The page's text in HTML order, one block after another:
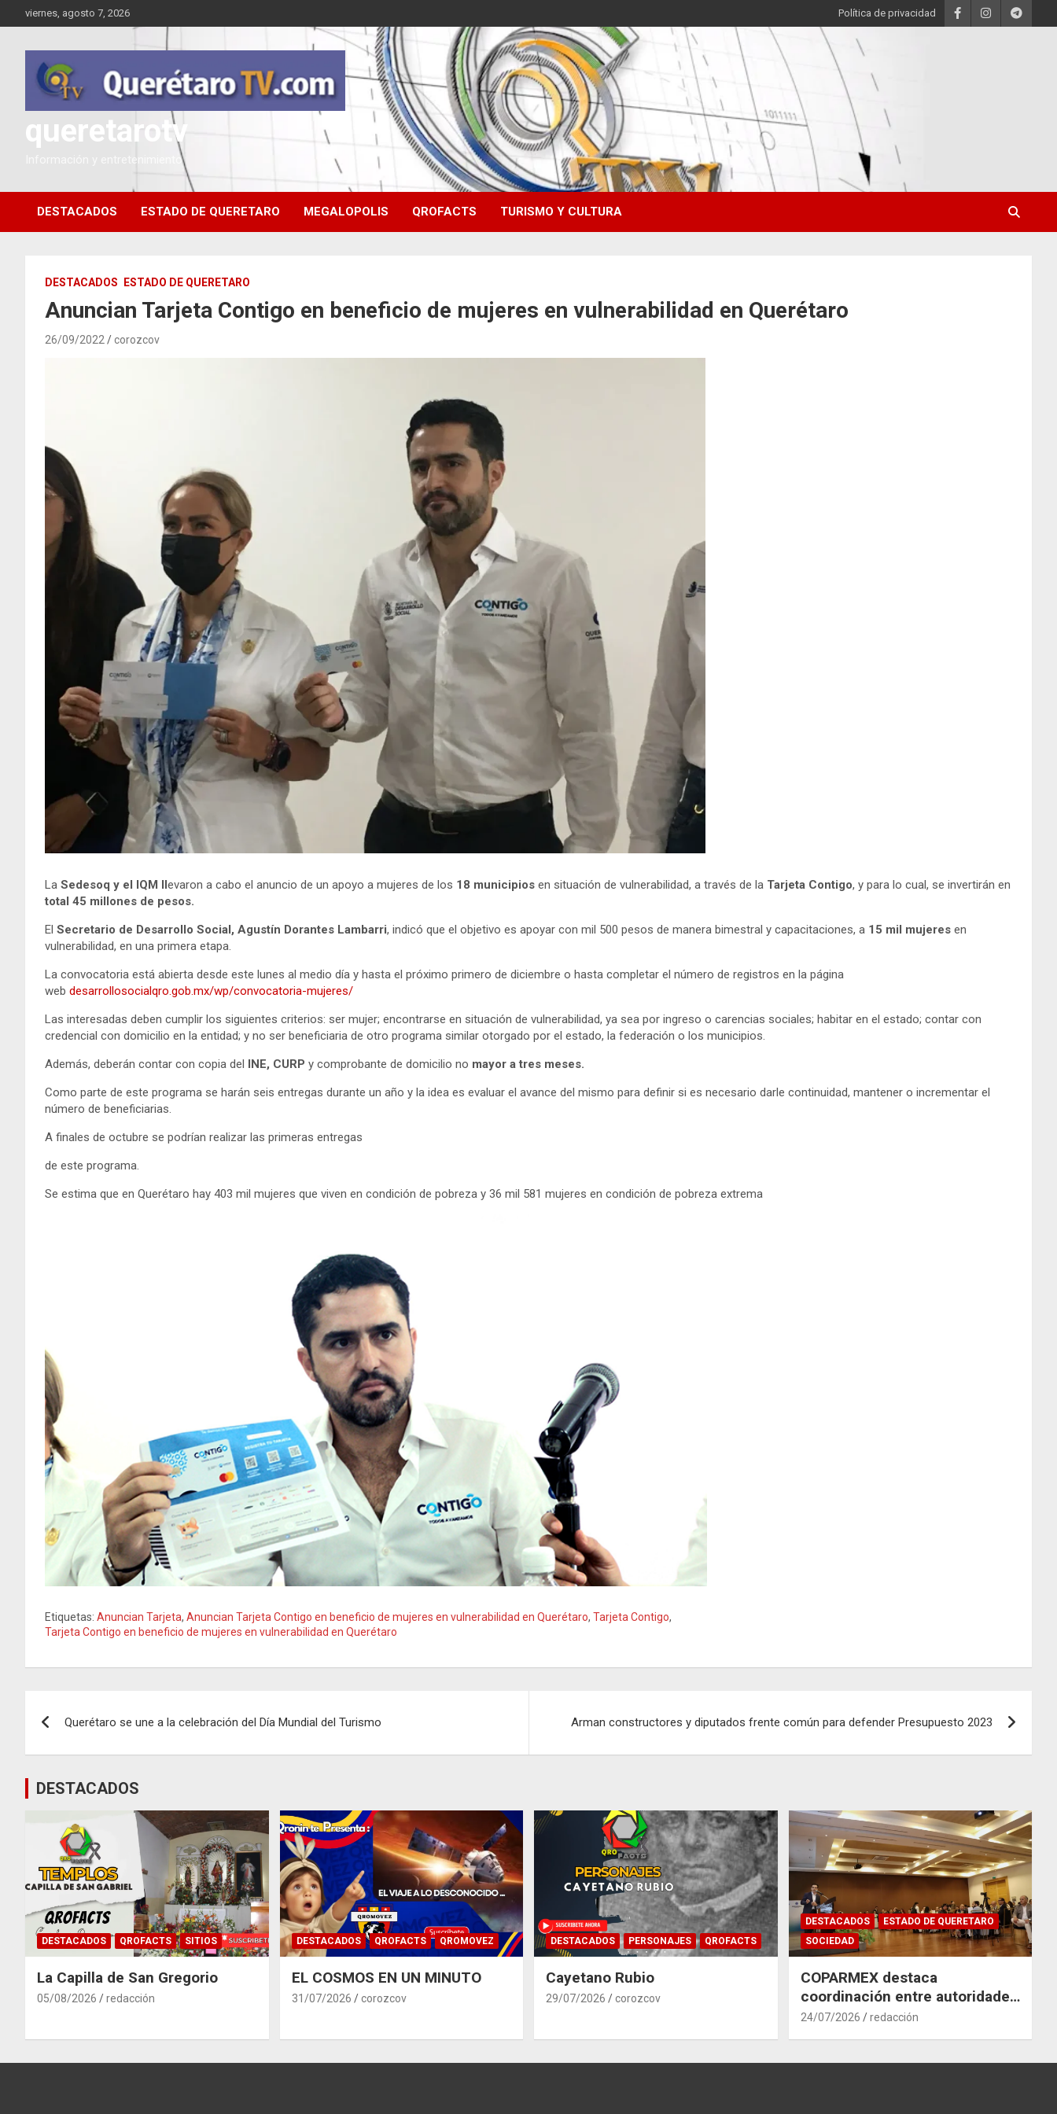
al
viernes, agosto 7, 2026 Política de privacidad
queretarotv
Información y entretenimiento
DESTACADOS ESTADO DE QUERETARO MEGALOPOLIS QROFACTS TURISMO Y CULTURA
DESTACADOS ESTADO DE QUERETARO
Anuncian Tarjeta Contigo en beneficio de mujeres en vulnerabilidad en Querétaro
26/09/2022 corozcov
La Sedesoq y el IQM llevaron a cabo el anuncio de un apoyo a mujeres de los 18 municipios en situación de vulnerabilidad, a través de la Tarjeta Contigo, y para lo cual, se invertirán en
total 45 millones de pesos.
El Secretario de Desarrollo Social, Agustín Dorantes Lambarri, indicó que el objetivo es apoyar con mil 500 pesos de manera bimestral y capacitaciones, a 15 mil mujeres en
vulnerabilidad, en una primera etapa.
La convocatoria está abierta desde este lunes al medio día y hasta el próximo primero de diciembre o hasta completar el número de registros en la página
web desarrollosocialqro.gob.mx/wp/convocatoria-mujeres/
Las interesadas deben cumplir los siguientes criterios: ser mujer; encontrarse en situación de vulnerabilidad, ya sea por ingreso o carencias sociales; habitar en el estado; contar con
credencial con domicilio en la entidad; y no ser beneficiaria de otro programa similar otorgado por el estado, la federación o los municipios.
Además, deberán contar con copia del INE, CURP y comprobante de domicilio no mayor a tres meses.
Como parte de este programa se harán seis entregas durante un año y la idea es evaluar el avance del mismo para definir si es necesario darle continuidad, mantener o incrementar el
número de beneficiarias.
A finales de octubre se podrían realizar las primeras entregas
de este programa.
Se estima que en Querétaro hay 403 mil mujeres que viven en condición de pobreza y 36 mil 581 mujeres en condición de pobreza extrema
Etiquetas: Anuncian Tarjeta, Anuncian Tarjeta Contigo en beneficio de mujeres en vulnerabilidad en Querétaro, Tarjeta Contigo,
Tarjeta Contigo en beneficio de mujeres en vulnerabilidad en Querétaro
entradas
Querétaro se une a la celebración del Día Mundial del Turismo Arman constructores y diputados frente común para defender Presupuesto 2023
DESTACADOS
DESTACADOS QROFACTS SITIOS
La Capilla de San Gregorio
05/08/2026 redacción
DESTACADOS QROFACTS QROMOVEZ
EL COSMOS EN UN MINUTO
31/07/2026 corozcov
DESTACADOS PERSONAJES QROFACTS
Cayetano Rubio
29/07/2026 corozcov
DESTACADOS
ESTADO DE QUERETARO
SOCIEDAD
COPARMEX destaca
coordinación entre autoridades
y empresas para mitigar el
24/07/2026 redacción